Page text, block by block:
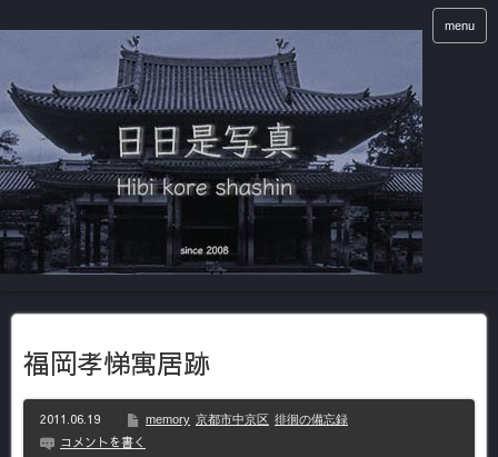
menu
福岡孝悌寓居跡
2011.06.19 memory 京都市中京区 徘徊の備忘録
コメントを書く